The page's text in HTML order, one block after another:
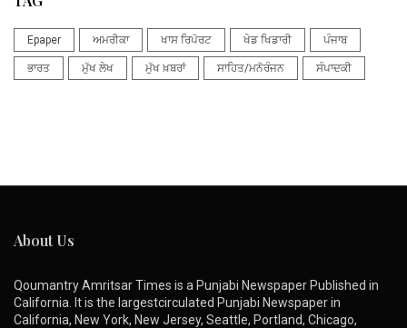
Epaper ਅਮਰੀਕਾ ਖਾਸ ਰਿਪੋਰਟ ਖੇਡ ਖਿਡਾਰੀ ਪੰਜਾਬ
ਭਾਰਤ ਮੁੱਖ ਲੇਖ ਮੁੱਖ ਖ਼ਬਰਾਂ ਸਾਹਿਤ/ਮਨੋਰੰਜਨ ਸੰਪਾਦਕੀ
About Us
Qoumantry Amritsar Times is a Punjabi Newspaper Published in
California. It is the largestcirculated Punjabi Newspaper in
California, New York, New Jersey, Seattle, Portland, Chicago,